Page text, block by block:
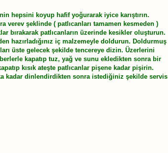
hepsini koyup hafif yoğurarak iyice karıştırın.
verev şeklinde ( patlıcanları tamamen kesmeden )
bırakarak patlıcanların üzerinde kesikler oluşturun.
hazırladığınız iç malzemeyle doldurun. Doldurmuş
üste gelecek şekilde tencereye dizin. Üzerlerini
kapatıp tuz, yağ ve sunu ekledikten sonra bir
kısık ateşte patlıcanlar pişene kadar pişirin.
kadar dinlendirdikten sonra istediğiniz şekilde servis